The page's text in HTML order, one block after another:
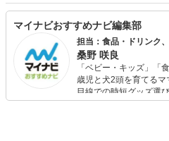
マイナビおすすめナビ編集部
担当：食品・ドリンク
桑野 咲良
「ベビー・キッズ」「
歳児と犬2頭を育てる
目線での時短グッズ選
食品選び、束の間のリ